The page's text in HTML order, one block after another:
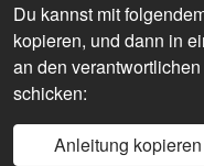
Du kannst mit
kopieren, und dann in
an den
schicken:
Anleitung kopieren